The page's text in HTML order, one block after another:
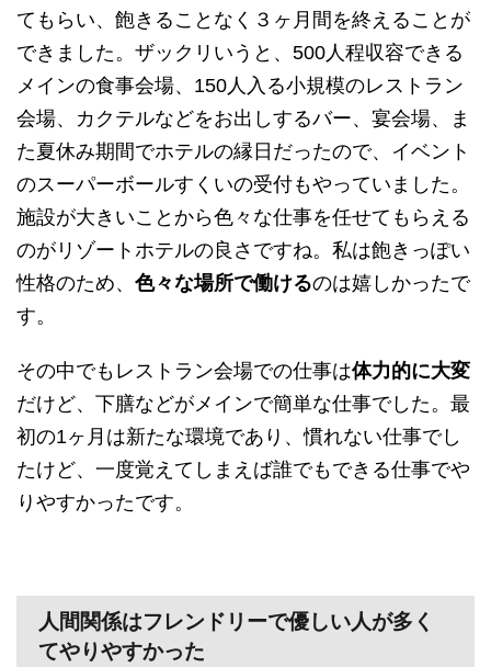
てもらい、飽きることなく３ヶ月間を終えることが
できました。ザックリいうと、500人程収容できる
メインの食事会場、150人入る小規模のレストラン
会場、カクテルなどをお出しするバー、宴会場、ま
た夏休み期間でホテルの縁日だったので、イベント
のスーパーボールすくいの受付もやっていました。
施設が大きいことから色々な仕事を任せてもらえる
のがリゾートホテルの良さですね。私は飽きっぽい
性格のため、 色々な場所で働けるのは嬉しかったで
す。
その中でもレストラン会場での仕事は体力的に大変
だけど、下膳などがメインで簡単な仕事でした。最
初の1ヶ月は新たな環境であり、慣れない仕事でし
たけど、一度覚えてしまえば誰でもできる仕事でや
りやすかったです。
人間関係はフレンドリーで優しい人が多く
てやりやすかった